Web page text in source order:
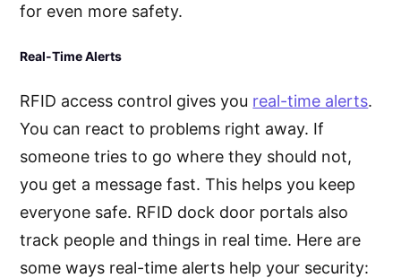
for even more safety.
Real-Time Alerts
RFID access control gives you real-time alerts.
You can react to problems right away. If
someone tries to go where they should not,
you get a message fast. This helps you keep
everyone safe. RFID dock door portals also
track people and things in real time. Here are
some ways real-time alerts help your security: